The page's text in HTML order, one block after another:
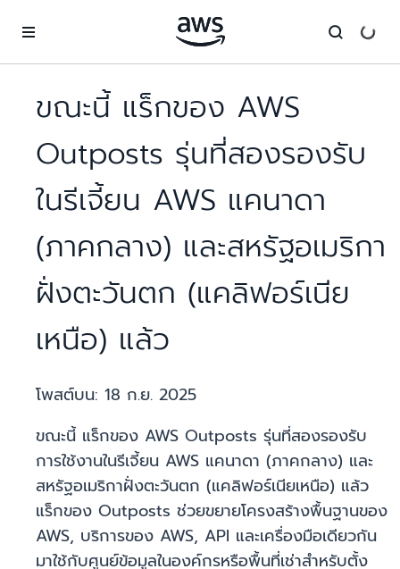
ขณะนี้ แร็กของ AWS
Outposts รุ่นที่สองรองรับ
ในรีเจี้ยน AWS แคนาดา
(ภาคกลาง) และสหรัฐอเมริกา
ฝั่งตะวันตก (แคลิฟอร์เนีย
เหนือ) แล้ว
โพสต์บน: 18 ก.ย. 2025
ขณะนี้ แร็กของ AWS Outposts รุ่นที่สองรองรับ
การใช้งานในรีเจี้ยน AWS แคนาดา (ภาคกลาง) และ
สหรัฐอเมริกาฝั่งตะวันตก (แคลิฟอร์เนียเหนือ) แล้ว
แร็กของ Outposts ช่วยขยายโครงสร้างพื้นฐานของ
AWS, บริการของ AWS, API และเครื่องมือเดียวกัน
มาใช้กับศูนย์ข้อมูลในองค์กรหรือพื้นที่เช่าสำหรับตั้ง